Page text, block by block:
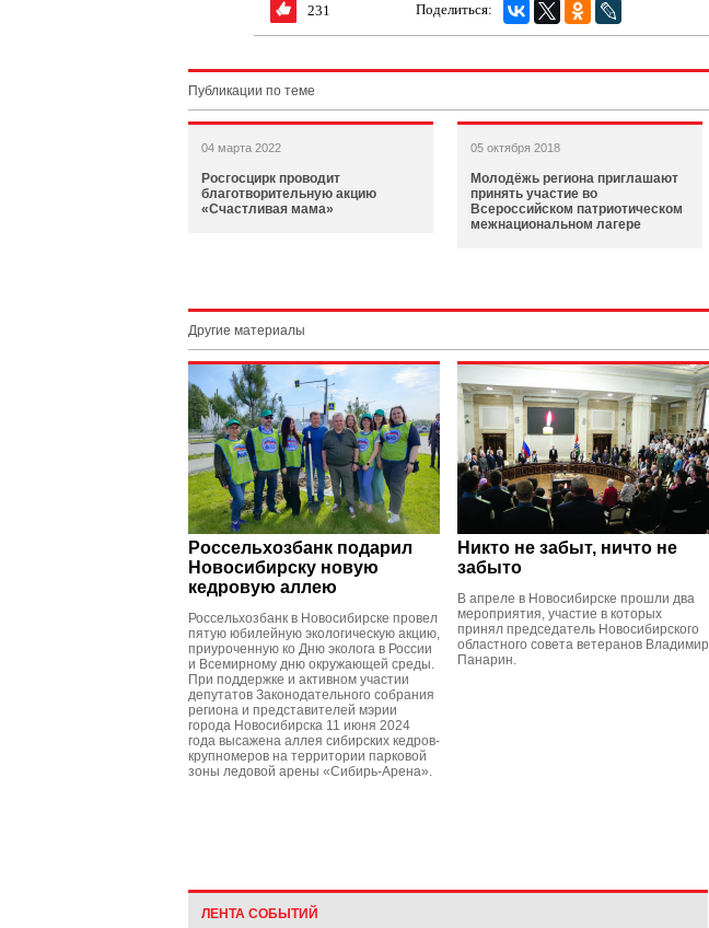
231 Поделиться:
Публикации по теме
04 марта 2022
Росгосцирк проводит
благотворительную акцию
«Счастливая мама»
05 октября 2018
Молодёжь региона приглашают
принять участие во
Всероссийском патриотическом
межнациональном лагере
Другие материалы
Россельхозбанк подарил
Новосибирску новую
кедровую аллею
Россельхозбанк в Новосибирске провел
пятую юбилейную экологическую акцию,
приуроченную ко Дню эколога в России
и Всемирному дню окружающей среды.
При поддержке и активном участии
депутатов Законодательного собрания
региона и представителей мэрии
города Новосибирска 11 июня 2024
года высажена аллея сибирских кедров-
крупномеров на территории парковой
зоны ледовой арены «Сибирь-Арена».
Никто не забыт, ничто не
забыто
В апреле в Новосибирске прошли два
мероприятия, участие в которых
принял председатель Новосибирского
областного совета ветеранов Владимир
Панарин.
ЛЕНТА СОБЫТИЙ